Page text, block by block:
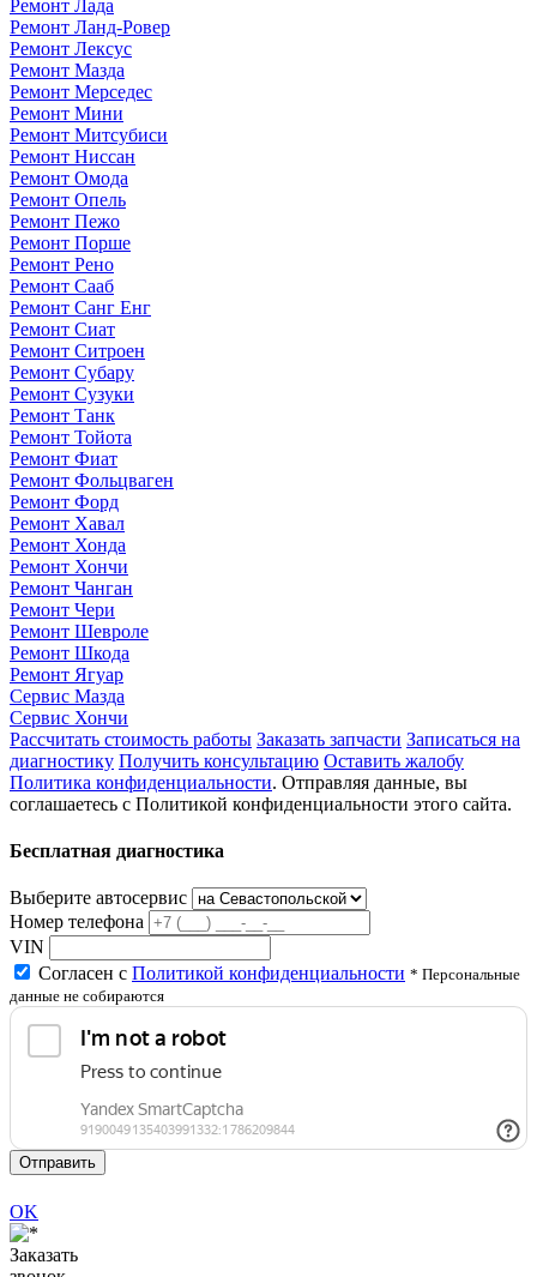
Ремонт Лада
Ремонт Ланд-Ровер
Ремонт Лексус
Ремонт Мазда
Ремонт Мерседес
Ремонт Мини
Ремонт Митсубиси
Ремонт Ниссан
Ремонт Омода
Ремонт Опель
Ремонт Пежо
Ремонт Порше
Ремонт Рено
Ремонт Сааб
Ремонт Санг Енг
Ремонт Сиат
Ремонт Ситроен
Ремонт Субару
Ремонт Сузуки
Ремонт Танк
Ремонт Тойота
Ремонт Фиат
Ремонт Фольцваген
Ремонт Форд
Ремонт Хавал
Ремонт Хонда
Ремонт Хончи
Ремонт Чанган
Ремонт Чери
Ремонт Шевроле
Ремонт Шкода
Ремонт Ягуар
Сервис Мазда
Сервис Хончи
Рассчитать стоимость работы Заказать запчасти Записаться на
диагностику Получить консультацию Оставить жалобу
Политика конфиденциальности. Отправляя данные, вы
соглашаетесь с Политикой конфиденциальности этого сайта.
Бесплатная диагностика
Выберите автосервис
Номер телефона
VIN
Согласен с Политикой конфиденциальности * Персональные
данные не собираются
Отправить
OK
Заказать